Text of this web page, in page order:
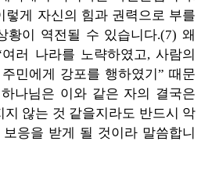
렇게 자신의 힘과 권력으로 부를
황이 역전될 수 있습니다.(7) 왜
러 나라를 노략하였고, 사람의
민에게 강포를 행하였기” 때문
나님은 이와 같은 자의 결국은
지 않는 것 같을지라도 반드시 악
응을 받게 될 것이라 말씀합니